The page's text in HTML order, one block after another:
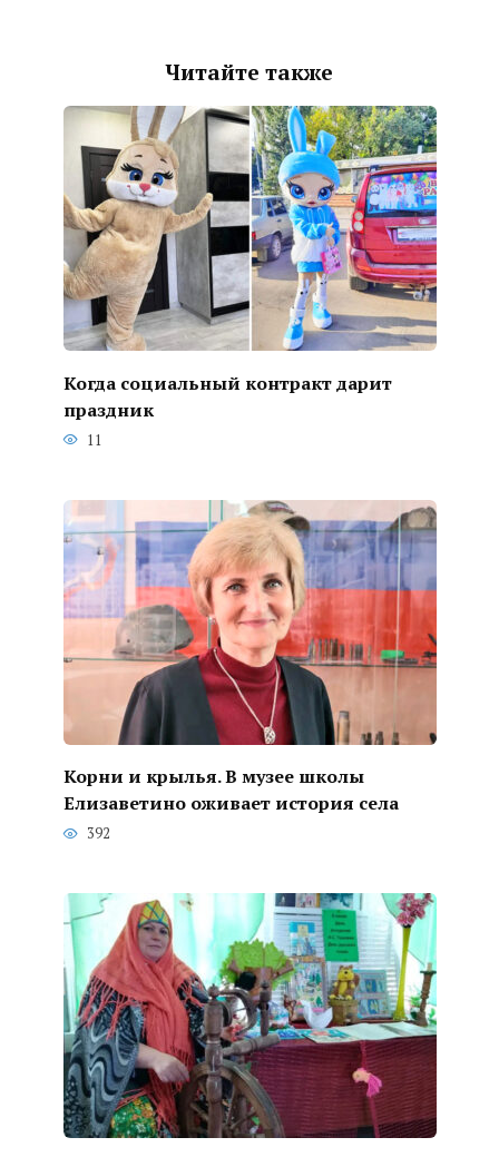
Читайте также
Когда социальный контракт дарит
праздник
11
Корни и крылья. В музее школы
Елизаветино оживает история села
392